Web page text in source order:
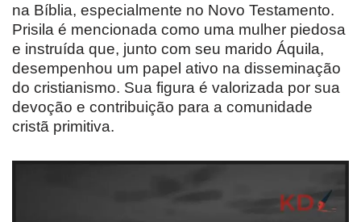
na Bíblia, especialmente no Novo Testamento.
Prisila é mencionada como uma mulher piedosa
e instruída que, junto com seu marido Áquila,
desempenhou um papel ativo na disseminação
do cristianismo. Sua figura é valorizada por sua
devoção e contribuição para a comunidade
cristã primitiva.